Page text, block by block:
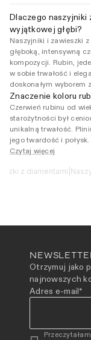
Dlaczego naszyjniki
wyjątkowej głębi?
Naszyjniki i zawieszki
głęboką, intensywną
kompozycji. Rubin,
w sobie trwałość i
doskonałym wyborem
Znaczenie koloru
Czerwień rubinu od
starożytności był
unikalną trwałość.
jego twardość i połysk.
Czytaj więcej
z diamentami
Otrzymuj jako
najnowszych
Adres e-mail*